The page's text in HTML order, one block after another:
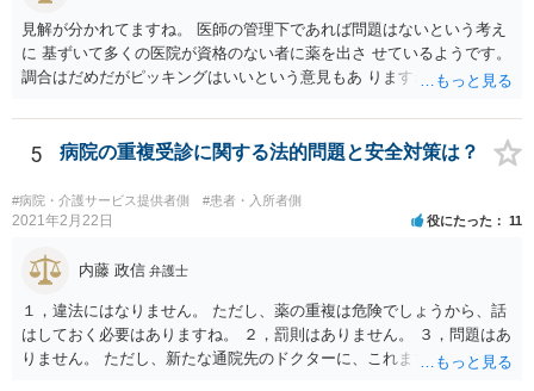
見解が分かれてますね。 医師の管理下であれば問題はないという考え
に 基ずいて多くの医院が資格のない者に薬を出さ せているようです。
調合はだめだがピッキングはいいという意見もあ りますね。 また患者
いますね。 院外とではかなり金額が低くなるようです。 したがって、
違法とは断じきれないですね。 あなたが罪になることは、まったくあ
りません。 やめるなら、２週間ルールにのっとってやめたほう がいい
でしょう。
5 病院の重複受診に関する法的問題と安全対策は？
#病院・介護サービス提供者側 #患者・入所者側
2021年2月22日 役にたった 11
内藤 政信 弁護士
１，違法にはなりません。 ただし、薬の重複は危険でしょうから、話
はしておく必要はありますね。 ２，罰則はありません。 ３，問題はあ
りません。 ただし、新たな通院先のドクターに、これまでの経緯を話